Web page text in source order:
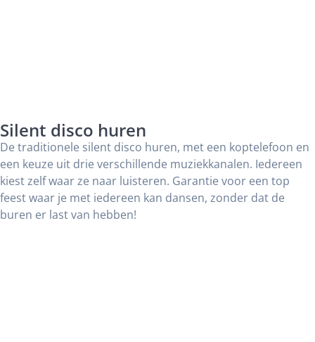
Silent disco huren
De traditionele silent disco huren, met een koptelefoon en
een keuze uit drie verschillende muziekkanalen. Iedereen
kiest zelf waar ze naar luisteren. Garantie voor een top
feest waar je met iedereen kan dansen, zonder dat de
buren er last van hebben!